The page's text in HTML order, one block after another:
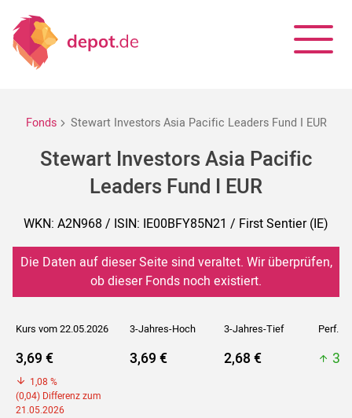
Fonds Stewart Investors Asia Pacific Leaders Fund I EUR
Stewart Investors Asia Pacific
Leaders Fund I EUR
WKN: A2N968 / ISIN: IE00BFY85N21 / First Sentier (IE)
Die Daten auf dieser Seite sind veraltet. Wir überprüfen,
ob dieser Fonds noch existiert.
Kurs vom 22.05.2026 3-Jahres-Hoch 3-Jahres-Tief Perf. 5J
3,69 €
1,08 %
(0,04) Differenz zum
21.05.2026
3,69 € 2,68 €